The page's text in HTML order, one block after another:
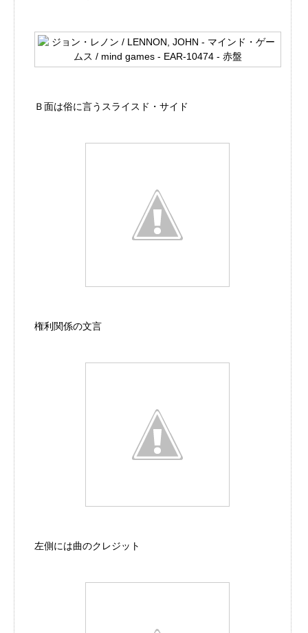
Ｂ面は俗に言うスライスド・サイド
権利関係の文言
左側には曲のクレジット